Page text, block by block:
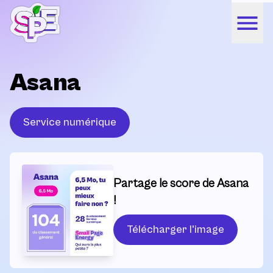
Asana
Service numérique
Partage le score de Asana
!
Télécharger l'image